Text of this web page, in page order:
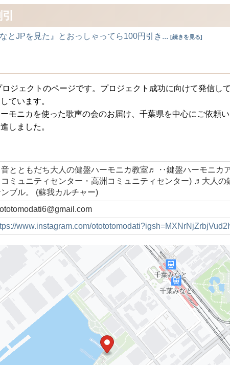
とJPを見た』とおっしゃってら100円引き... [続きを見る]
ジェクトのページです。プロジェクト成功に向けて発信して
ています。
モニカを使った歌声の会のお届け、千葉県を中心にご依頼
しました。
とともだち大人の健盤ハーモニカ教室♬ ‥鍵盤ハーモニカ
コミュニティセンター・高洲コミュニティセンター) ♬大人
ブル。 (蘇我カルチャー)
www.instagram.com/